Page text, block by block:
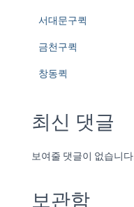
서대문구퀵
금천구퀵
창동퀵
최신 댓글
보여줄 댓글이 없습니다.
보관함